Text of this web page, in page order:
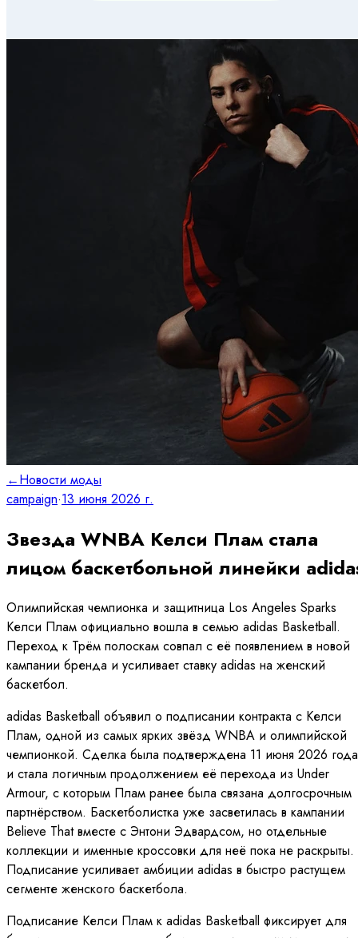
←Новости моды
campaign·13 июня 2026 г.
Звезда WNBA Келси Плам стала
лицом баскетбольной линейки
Олимпийская чемпионка и защитница Los Angeles Sparks
Келси Плам официально вошла в семью adidas Basketball.
Переход к Трём полоскам совпал с её появлением в новой
кампании бренда и усиливает ставку adidas на женский
баскетбол.
adidas Basketball объявил о подписании контрактa с Келси
Плам, одной из самых ярких звёзд WNBA и олимпийской
чемпионкой. Сделка была подтверждена 11 июня 2026 года
и стала логичным продолжением её перехода из Under
Armour, с которым Плам ранее была связана долгосрочным
партнёрством. Баскетболистка уже засветилась в кампании
Believe That вместе с Энтони Эдвардсом, но отдельные
коллекции и именные кроссовки для неё пока не раскрыты.
Подписание усиливает амбиции adidas в быстро растущем
сегменте женского баскетбола.
Подписание Келси Плам к adidas Basketball фиксирует для